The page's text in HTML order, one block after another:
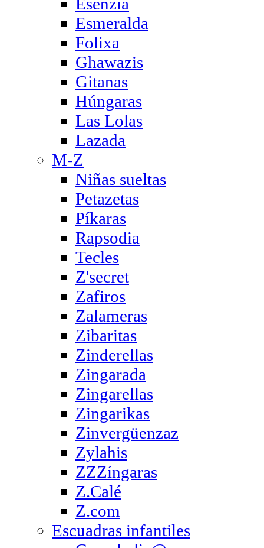
Esmeralda
Folixa
Ghawazis
Gitanas
Húngaras
Las Lolas
Lazada
M-Z
Niñas sueltas
Petazetas
Píkaras
Rapsodia
Tecles
Z'secret
Zafiros
Zalameras
Zibaritas
Zinderellas
Zingarada
Zingarellas
Zingarikas
Zinvergüenzaz
Zylahis
ZZZíngaras
Z.Calé
Z.com
Escuadras infantiles